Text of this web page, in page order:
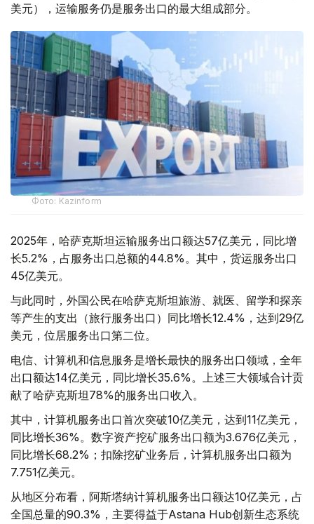
美元），运输服务仍是服务出口的最大组成部分。
Фото: Kazinform
2025年，哈萨克斯坦运输服务出口额达57亿美元，同比增
长5.2%，占服务出口总额的44.8%。其中，货运服务出口
45亿美元。
与此同时，外国公民在哈萨克斯坦旅游、就医、留学和探亲
等产生的支出（旅行服务出口）同比增长12.4%，达到29亿
美元，位居服务出口第二位。
电信、计算机和信息服务是增长最快的服务出口领域，全年
出口额达14亿美元，同比增长35.6%。上述三大领域合计贡
献了哈萨克斯坦78%的服务出口收入。
其中，计算机服务出口首次突破10亿美元，达到11亿美元，
同比增长36%。数字资产挖矿服务出口额为3.676亿美元，
同比增长68.2%；扣除挖矿业务后，计算机服务出口额为
7.751亿美元。
从地区分布看，阿斯塔纳计算机服务出口额达10亿美元，占
全国总量的90.3%，主要得益于Astana Hub创新生态系统